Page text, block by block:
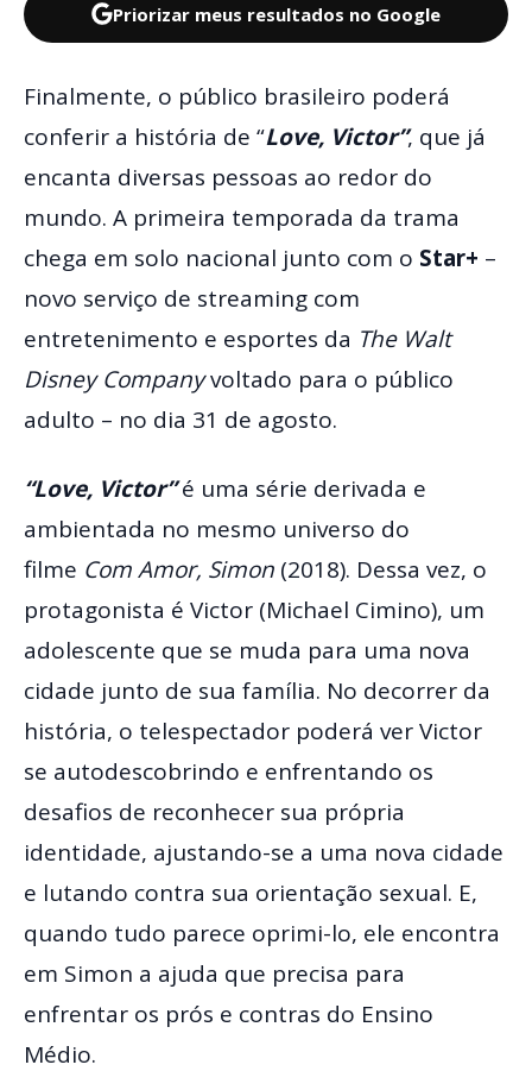
Priorizar meus resultados no Google
Finalmente, o público brasileiro poderá
conferir a história de “Love, Victor”, que já
encanta diversas pessoas ao redor do
mundo. A primeira temporada da trama
chega em solo nacional junto com o Star+ –
novo serviço de streaming com
entretenimento e esportes da The Walt
Disney Companyvoltado para o público
adulto – no dia 31 de agosto.
“Love, Victor”é uma série derivada e
ambientada no mesmo universo do
filme Com Amor, Simon (2018). Dessa vez, o
protagonista é Victor (Michael Cimino), um
adolescente que se muda para uma nova
cidade junto de sua família. No decorrer da
história, o telespectador poderá ver Victor
se autodescobrindo e enfrentando os
desafios de reconhecer sua própria
identidade, ajustando-se a uma nova cidade
e lutando contra sua orientação sexual. E,
quando tudo parece oprimi-lo, ele encontra
em Simon a ajuda que precisa para
enfrentar os prós e contras do Ensino
Médio.